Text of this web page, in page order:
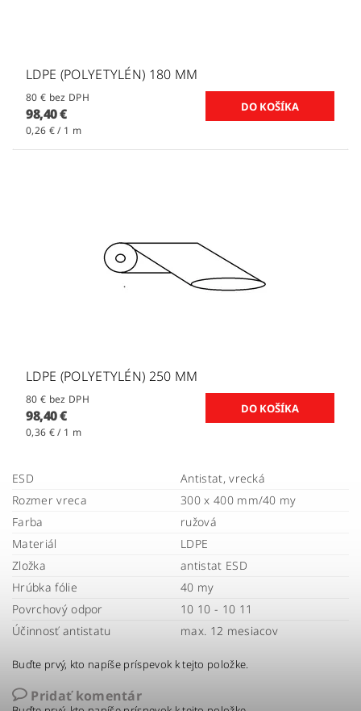
LDPE (POLYETYLÉN) 180 MM
80 € bez DPH
98,40 €
0,26 € / 1 m
LDPE (POLYETYLÉN) 250 MM
80 € bez DPH
98,40 €
0,36 € / 1 m
ESD
Antistat, vrecká
Rozmer vreca
300 x 400 mm/40 my
Farba
ružová
Materiál
LDPE
Zložka
antistat ESD
Hrúbka fólie
40 my
Povrchový odpor
10 10 - 10 11
Účinnosť antistatu
max. 12 mesiacov
Buďte prvý, kto napíše príspevok k tejto položke.
Pridať komentár